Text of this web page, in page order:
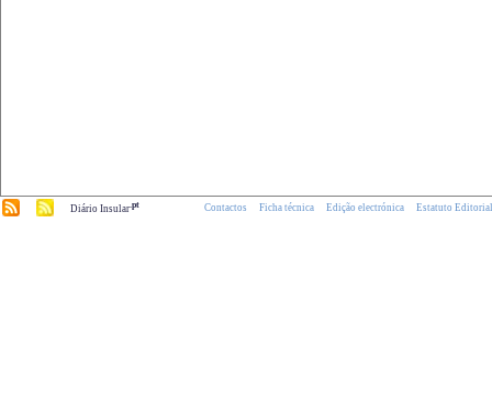
Diário Insular.pt Contactos Ficha técnica Edição electrónica Estatuto Editorial